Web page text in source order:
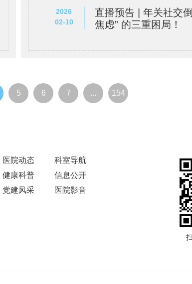
2026
02-10
直播预告 | 年关社交
焦虑” 的三重困局！
5 6 7 ... 154
医院动态
科室导航
健康科普
信息公开
党建风采 医院影音